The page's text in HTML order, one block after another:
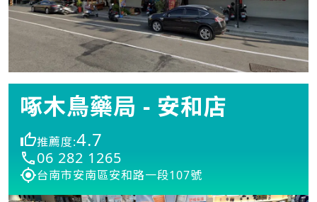
啄木鳥藥局 - 安和店
推薦度:4.7
06 282 1265
台南市安南區安和路一段107號